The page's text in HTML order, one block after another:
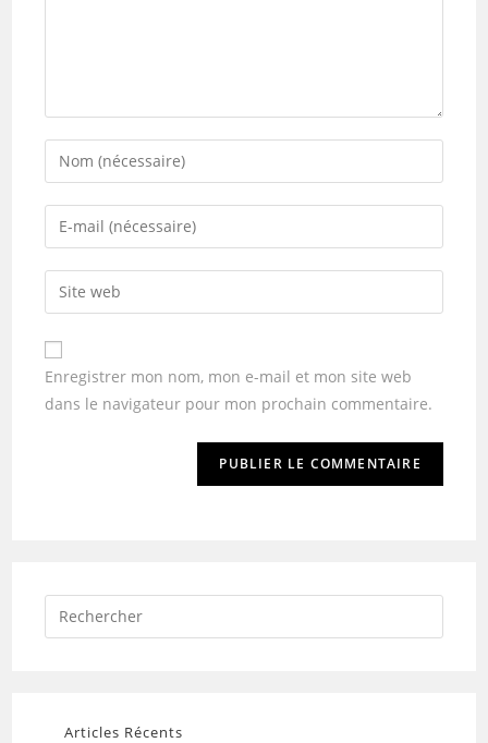
Enregistrer mon nom, mon e-mail et mon site web
dans le navigateur pour mon prochain commentaire.
Articles Récents